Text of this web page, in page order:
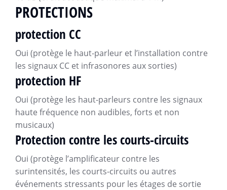
PROTECTIONS
protection CC
Oui (protège le haut-parleur et l’installation contre
les signaux CC et infrasonores aux sorties)
protection HF
Oui (protège les haut-parleurs contre les signaux
haute fréquence non audibles, forts et non
musicaux)
Protection contre les courts-circuits
Oui (protège l’amplificateur contre les
surintensités, les courts-circuits ou autres
événements stressants pour les étages de sortie